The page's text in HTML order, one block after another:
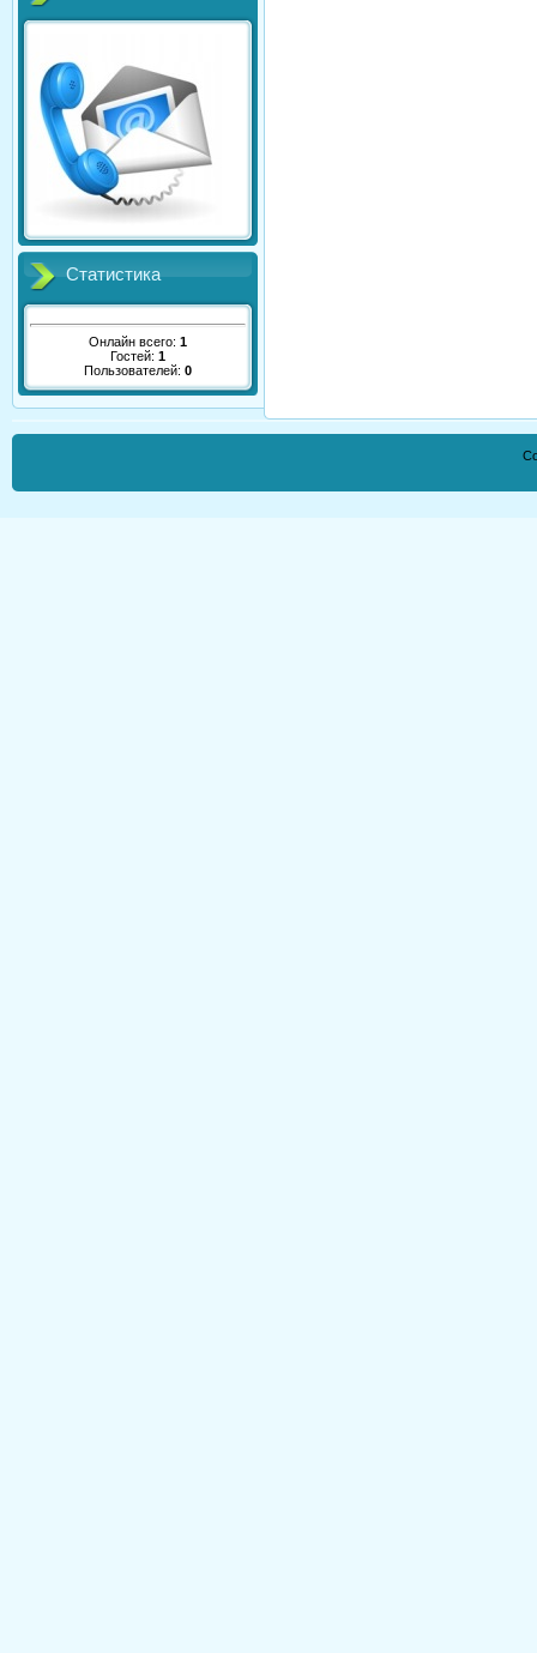
Статистика
Онлайн всего: 1
Гостей: 1
Пользователей: 0